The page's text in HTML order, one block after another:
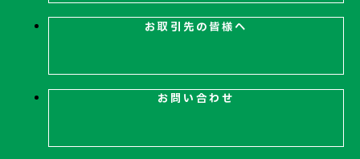
お取引先の皆様へ
お問い合わせ